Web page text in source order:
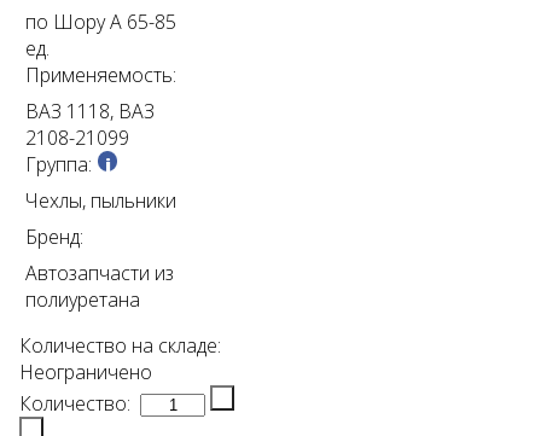
по Шору А 65-85
ед.
Применяемость:
ВАЗ 1118, ВАЗ
2108-21099
Группа:
Чехлы, пыльники
Бренд:
Автозапчасти из
полиуретана
Количество на складе:
Неограничено
Количество: